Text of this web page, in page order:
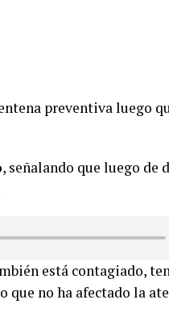
preventiva luego
, señalando que luego de
está contagiado,
que no ha afectado la